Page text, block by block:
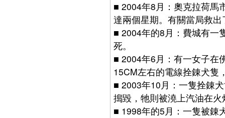
■ 2004年8月：奧克拉荷馬
達兩個星期。有關當局救
■ 2004年的8月：費城有一
死。
■ 2004年6月：有一女子在
15CM左右的電線拴錬犬隻
■ 2003年10月：一隻拴錬
搗毀，牠則被澆上汽油在
■ 1998年的5月：一隻被錬